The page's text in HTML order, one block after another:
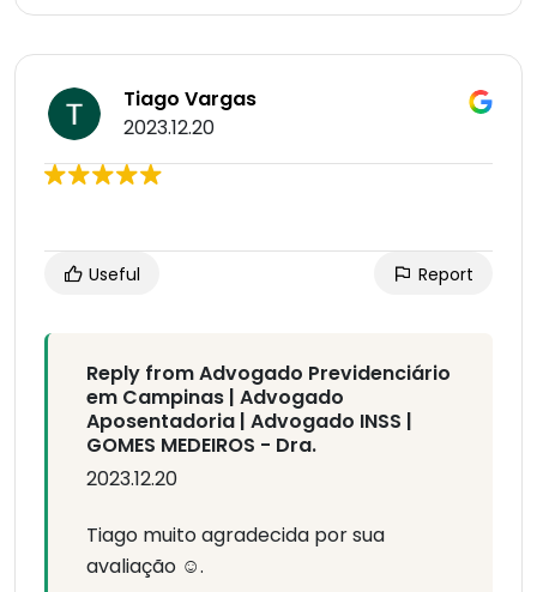
Tiago Vargas
2023.12.20
Useful Report
Reply from Advogado Previdenciário
em Campinas | Advogado
Aposentadoria | Advogado INSS |
GOMES MEDEIROS - Dra.
2023.12.20
Tiago muito agradecida por sua
avaliação ☺️.